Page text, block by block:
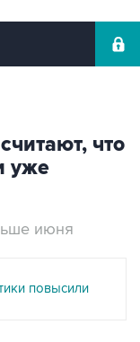
что
уже
июня
повысили